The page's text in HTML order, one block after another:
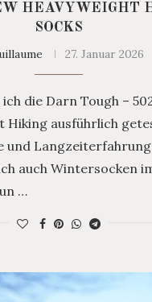
HEAVYWEIGHT
SOCKS
27. Januar 2026
die Darn Tough –
Hiking ausführlich
und
auch Wintersocken
…